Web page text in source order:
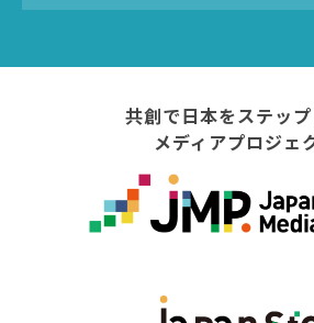
共創で日本をステッ
メディアプロジェ